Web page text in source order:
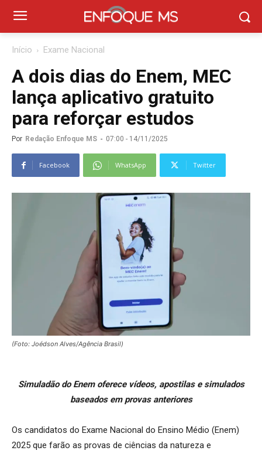
Início Exame Nacional
A dois dias do Enem, MEC
lança aplicativo gratuito
para reforçar estudos
Por Redação Enfoque MS - 07:00 - 14/11/2025
Facebook WhatsApp Twitter
(Foto: Joédson Alves/Agência Brasil)
Simuladão do Enem oferece vídeos, apostilas e simulados
baseados em provas anteriores
Os candidatos do Exame Nacional do Ensino Médio (Enem)
2025 que farão as provas de ciências da natureza e